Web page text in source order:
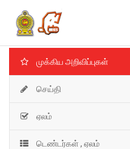
முக்கிய அறிவிப்புகள்
செய்தி
ஏலம்
டெண்டர்கள் , ஏலம்